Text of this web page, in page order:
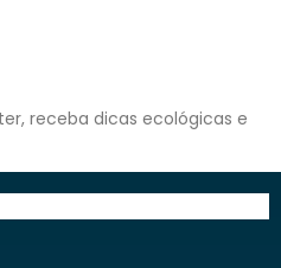
receba dicas ecológicas e